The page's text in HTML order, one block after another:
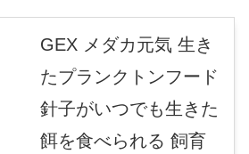
GEX メダカ元気 生き
たプランクトンフード
針子がいつでも生きた
餌を食べられる 飼育